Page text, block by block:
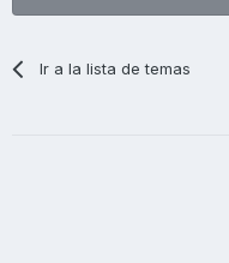
Ir a la lista de temas